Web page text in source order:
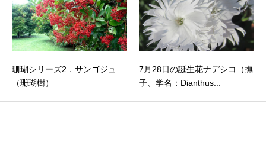
珊瑚シリーズ2．サンゴジュ
（珊瑚樹）
7月28日の誕生花ナデシコ（撫
子、学名：Dianthus...